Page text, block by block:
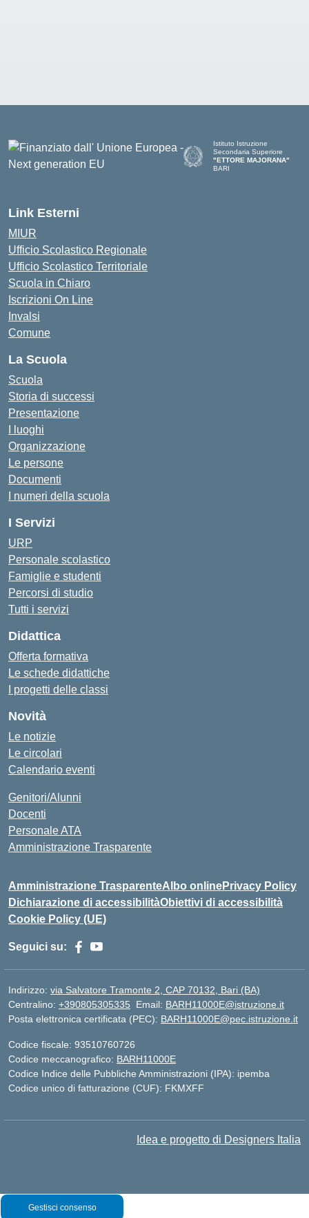
Istituto Istruzione
Secondaria Superiore
"ETTORE MAJORANA"
BARI
Link Esterni
MIUR
Ufficio Scolastico Regionale
Ufficio Scolastico Territoriale
Scuola in Chiaro
Iscrizioni On Line
Invalsi
Comune
La Scuola
Scuola
Storia di successi
Presentazione
I luoghi
Organizzazione
Le persone
Documenti
I numeri della scuola
I Servizi
URP
Personale scolastico
Famiglie e studenti
Percorsi di studio
Tutti i servizi
Didattica
Offerta formativa
Le schede didattiche
I progetti delle classi
Novità
Le notizie
Le circolari
Calendario eventi
Genitori/Alunni
Docenti
Personale ATA
Amministrazione Trasparente
Amministrazione TrasparenteAlbo onlinePrivacy Policy
Dichiarazione di accessibilitàObiettivi di accessibilità
Cookie Policy (UE)
Seguici su:
Indirizzo: via Salvatore Tramonte 2, CAP 70132, Bari (BA)
Centralino: +390805305335 Email: BARH11000E@istruzione.it
Posta elettronica certificata (PEC): BARH11000E@pec.istruzione.it
Codice fiscale: 93510760726
Codice meccanografico: BARH11000E
Codice Indice delle Pubbliche Amministrazioni (IPA): ipemba
Codice unico di fatturazione (CUF): FKMXFF
Idea e progetto di Designers Italia
Gestisci consenso